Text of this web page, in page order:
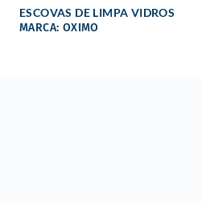
ESCOVAS DE LIMPA VIDROS
MARCA: OXIMO